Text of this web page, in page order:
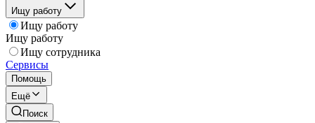
Ищу работу
Ищу работу
Ищу работу
Ищу сотрудника
Сервисы
Помощь
Ещё
Поиск